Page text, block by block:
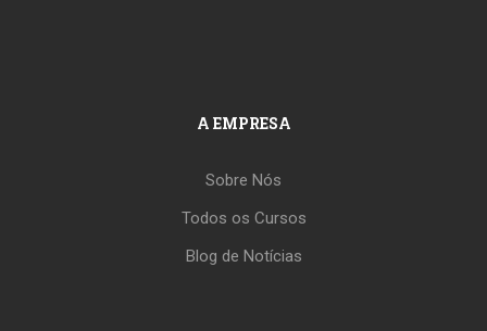
A EMPRESA
Sobre Nós
Todos os Cursos
Blog de Notícias